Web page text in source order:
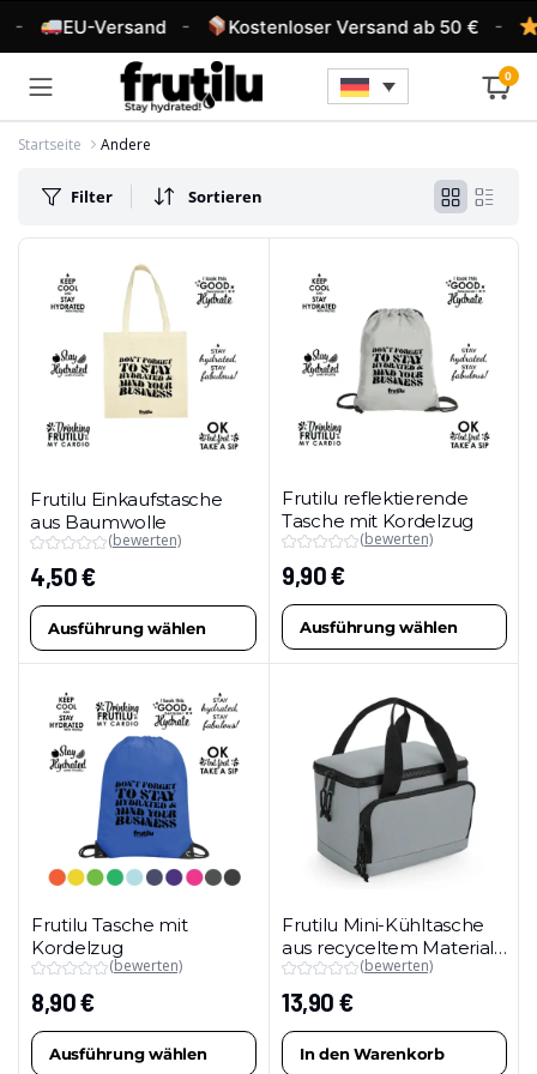
EU-Versand Kostenloser Versand ab 50 €
0
Startseite Andere
Filter Sortieren
Frutilu Einkaufstasche
aus Baumwolle
(bewerten)
4,50€
Ausführung wählen
Dieses
Produkt
weist
mehrere
Varianten
Optionen
können
der
Produktseite
werden
Frutilu reflektierende
Tasche mit Kordelzug
(bewerten)
9,90€
Ausführung wählen
Dieses
Produkt
mehrere
Varianten
Optionen
können
der
Produktseite
werden
Frutilu Tasche mit
Kordelzug
(bewerten)
8,90€
Ausführung wählen
Dieses
Frutilu Mini-Kühltasche
aus recyceltem Material
(4 L)
(bewerten)
13,90 €
In den Warenkorb